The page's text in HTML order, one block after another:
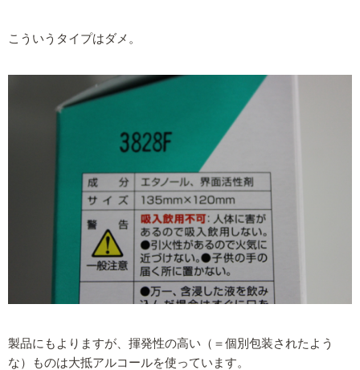
こういうタイプはダメ。
製品にもよりますが、揮発性の高い（＝個別包装されたよう
な）ものは大抵アルコールを使っています。